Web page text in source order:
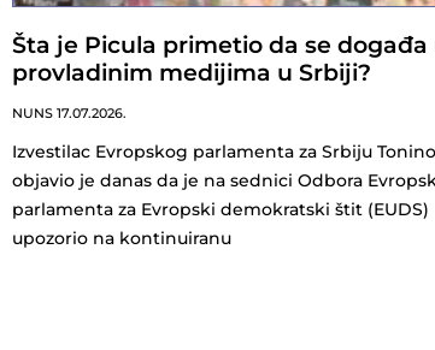
Šta je Picula primetio da se događa
provladinim medijima u Srbiji?
NUNS 17.07.2026.
Izvestilac Evropskog parlamenta za Srbiju
objavio je danas da je na sednici Odbora
parlamenta za Evropski demokratski štit (EUDS)
upozorio na kontinuiranu